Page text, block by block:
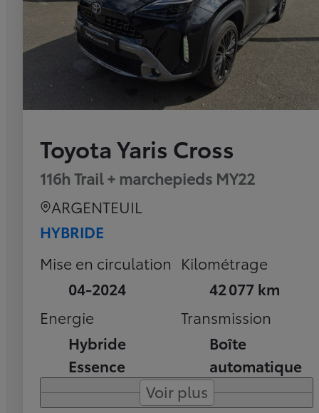
Toyota Yaris Cross
116h Trail + marchepieds MY22
ARGENTEUIL
HYBRIDE
Mise en circulation
04-2024
Kilométrage
42 077 km
Energie
Hybride
Essence
Transmission
Boîte
automatique
Voir plus